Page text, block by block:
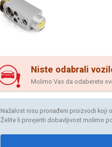
Niste odabrali
Molimo Vas da odaberete
Nažalost nisu pronađeni proizvodi koji
Želite li provjeriti dobavljivost molimo